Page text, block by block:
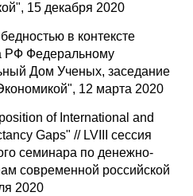
15 декабря 2020
в контексте
РФ Федеральному
Дом Ученых, заседание
12 марта 2020
of International and
Gaps" // LVIII сессия
семинара по денежно-
современной российской
2020